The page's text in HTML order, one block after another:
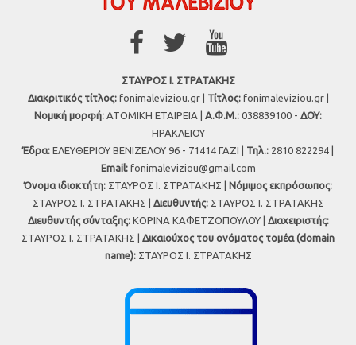
ΣΤΑΥΡΟΣ Ι. ΣΤΡΑΤΑΚΗΣ
Διακριτικός τίτλος:fonimaleviziou.gr | Τίτλος:fonimaleviziou.gr |
Νομική μορφή: ΑΤΟΜΙΚΗ ΕΤΑΙΡΕΙΑ | Α.Φ.Μ.: 038839100 - ΔΟΥ:
ΗΡΑΚΛΕΙΟΥ
Έδρα: ΕΛΕΥΘΕΡΙΟΥ ΒΕΝΙΖΕΛΟΥ 96 - 71414 ΓΑΖΙ | Τηλ.: 2810 822294 |
Εmail: fonimaleviziou@gmail.com
Όνομα ιδιοκτήτη: ΣΤΑΥΡΟΣ Ι. ΣΤΡΑΤΑΚΗΣ | Νόμιμος εκπρόσωπος:
ΣΤΑΥΡΟΣ Ι. ΣΤΡΑΤΑΚΗΣ | Διευθυντής:ΣΤΑΥΡΟΣ Ι. ΣΤΡΑΤΑΚΗΣ
Διευθυντής σύνταξης:ΚΟΡΙΝΑ ΚΑΦΕΤΖΟΠΟΥΛΟΥ | Διαχειριστής:
ΣΤΑΥΡΟΣ Ι. ΣΤΡΑΤΑΚΗΣ | Δικαιούχος του ονόματος τομέα (domain
name):ΣΤΑΥΡΟΣ Ι. ΣΤΡΑΤΑΚΗΣ